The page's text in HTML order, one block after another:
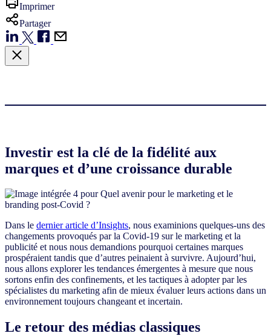
Imprimer
Partager
Investir est la clé de la fidélité aux
marques et d’une croissance durable
Dans le dernier article d’Insights, nous examinions quelques-uns des
changements provoqués par la Covid-19 sur le marketing et la
publicité et nous nous demandions pourquoi certaines marques
prospéraient tandis que d’autres peinaient à survivre. Aujourd’hui,
nous allons explorer les tendances émergentes à mesure que nous
sortons enfin des confinements, et les tactiques à adopter par les
spécialistes du marketing afin de mieux évaluer leurs actions dans un
environnement toujours changeant et incertain.
Le retour des médias classiques